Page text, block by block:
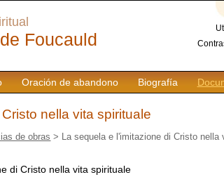
Oración de abandono Biografía
Foucauld
nella vita spirituale
de obras > La sequela e l'imitazione di Cristo nella
di Cristo nella vita spirituale